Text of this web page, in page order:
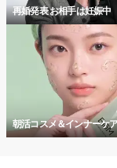
再婚発表 お相手は妊娠中
朝活コスメ＆インナーケ